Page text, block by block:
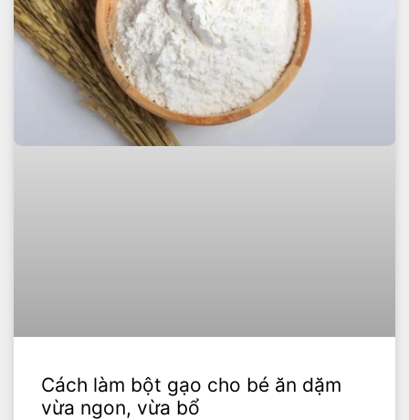
Cách làm bột gạo cho bé ăn dặm
vừa ngon, vừa bổ